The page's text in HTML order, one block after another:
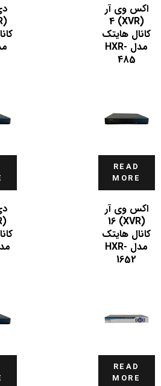
اکس وی آر
(XVR) 4
کانال هایتک
مدل HXR-
485
READ
MORE
اکس وی آر
(XVR) 16
کانال هایتک
مدل HXR-
1652
READ
MORE